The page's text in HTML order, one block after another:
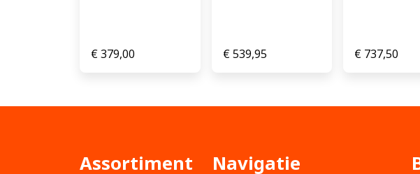
€379,00 €539,95 € 737,50
Assortiment Navigatie